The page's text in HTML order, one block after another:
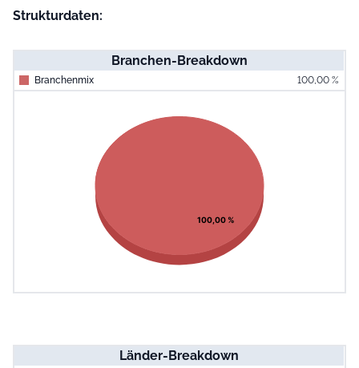
Strukturdaten:
Branchen-Breakdown
Branchenmix 100,00 %
Pie chart with 1 slice.
View as data table, Chart
100,00 %
Länder-Breakdown